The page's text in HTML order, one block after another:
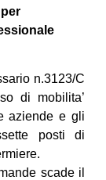
n.3123/C
di mobilita’
aziende e gli
posti di
scade il